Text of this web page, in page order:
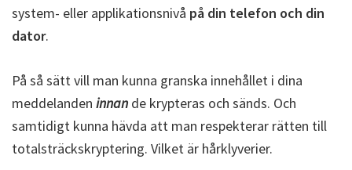
system- eller applikationsnivå på din telefon och din
dator.
På så sätt vill man kunna granska innehållet i dina
meddelanden innan de krypteras och sänds. Och
samtidigt kunna hävda att man respekterar rätten till
totalsträckskryptering. Vilket är hårklyverier.